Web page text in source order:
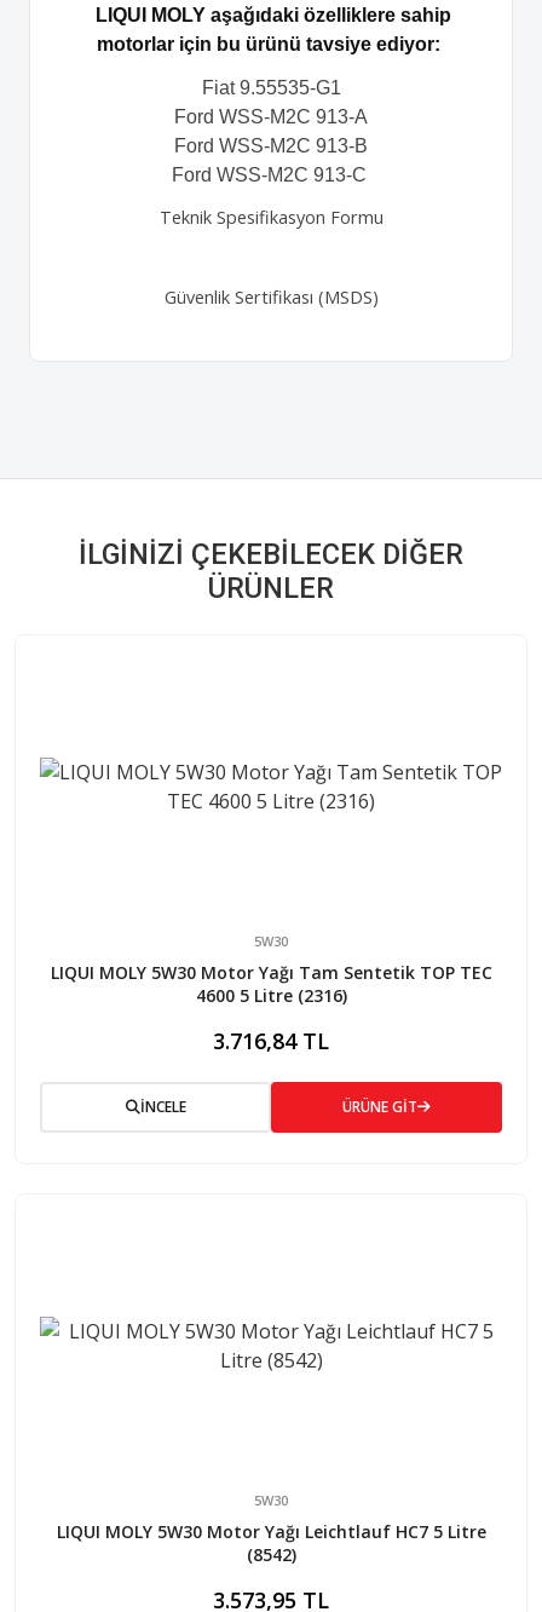
LIQUI MOLY aşağıdaki özelliklere sahip
motorlar için bu ürünü tavsiye ediyor:
Fiat 9.55535-G1
Ford WSS-M2C 913-A
Ford WSS-M2C 913-B
Ford WSS-M2C 913-C
Teknik Spesifikasyon Formu
Güvenlik Sertifikası (MSDS)
İLGINIZI ÇEKEBILECEK DIĞER
ÜRÜNLER
5W30
LIQUI MOLY 5W30 Motor Yağı Tam Sentetik TOP TEC
4600 5 Litre (2316)
3.716,84 TL
İNCELE ÜRÜNE GİT
5W30
LIQUI MOLY 5W30 Motor Yağı Leichtlauf HC7 5 Litre
(8542)
3.573,95 TL